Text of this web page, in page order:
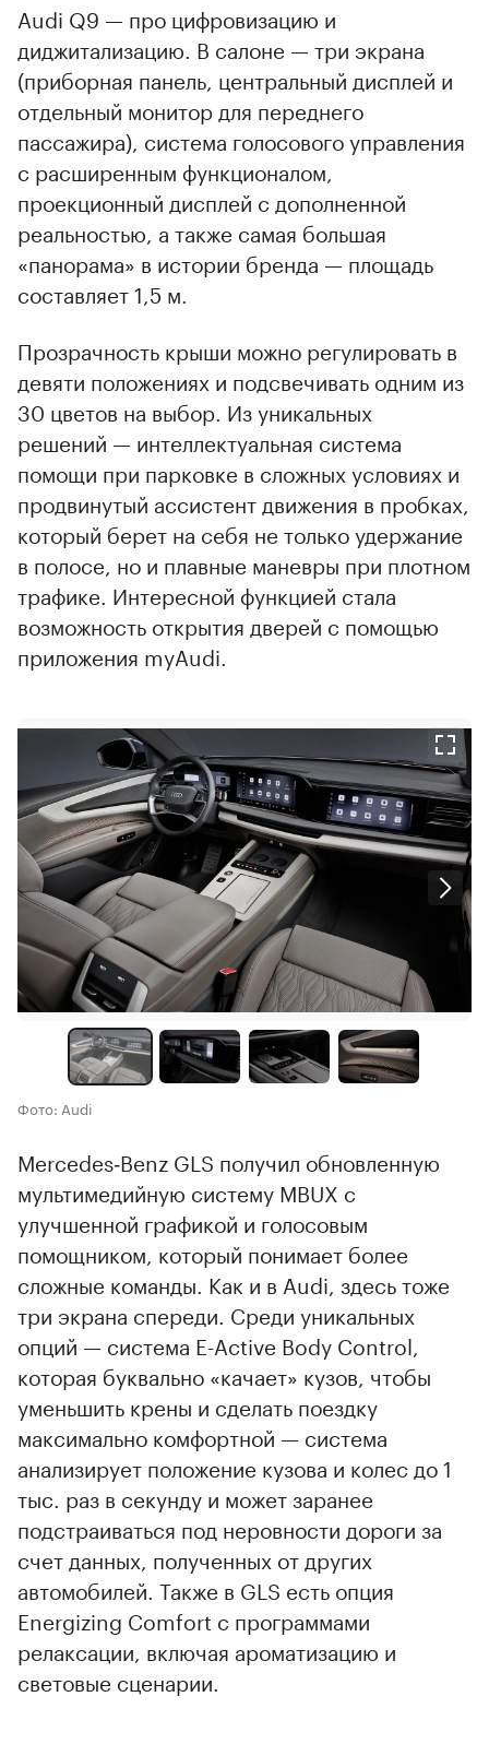
Audi Q9 — про цифровизацию и
диджитализацию. В салоне — три экрана
(приборная панель, центральный дисплей и
отдельный монитор для переднего
пассажира), система голосового управления
с расширенным функционалом,
проекционный дисплей с дополненной
реальностью, а также самая большая
«панорама» в истории бренда — площадь
составляет 1,5 м.
Прозрачность крыши можно регулировать в
девяти положениях и подсвечивать одним из
30 цветов на выбор. Из уникальных
решений — интеллектуальная система
помощи при парковке в сложных условиях и
продвинутый ассистент движения в пробках,
который берет на себя не только удержание
в полосе, но и плавные маневры при плотном
трафике. Интересной функцией стала
возможность открытия дверей с помощью
приложения myAudi.
Фото: Audi
Mercedes‑Benz GLS получил обновленную
мультимедийную систему MBUX с
улучшенной графикой и голосовым
помощником, который понимает более
сложные команды. Как и в Audi, здесь тоже
три экрана спереди. Среди уникальных
опций — система E-Active Body Control,
которая буквально «качает» кузов, чтобы
уменьшить крены и сделать поездку
максимально комфортной — система
анализирует положение кузова и колес до 1
тыс. раз в секунду и может заранее
подстраиваться под неровности дороги за
счет данных, полученных от других
автомобилей. Также в GLS есть опция
Energizing Comfort с программами
релаксации, включая ароматизацию и
световые сценарии.